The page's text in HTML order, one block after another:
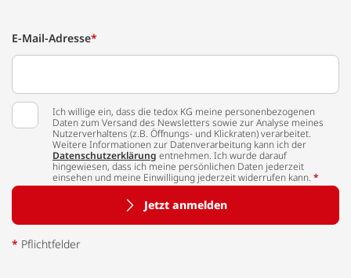
E-Mail-Adresse*
Ich willige ein, dass die tedox KG meine personenbezogenen
Daten zum Versand des Newsletters sowie zur Analyse meines
Nutzerverhaltens (z.B. Öffnungs- und Klickraten) verarbeitet.
Weitere Informationen zur Datenverarbeitung kann ich der
Datenschutzerklärung entnehmen. Ich wurde darauf
hingewiesen, dass ich meine persönlichen Daten jederzeit
einsehen und meine Einwilligung jederzeit widerrufen kann. *
Jetzt anmelden
* Pflichtfelder